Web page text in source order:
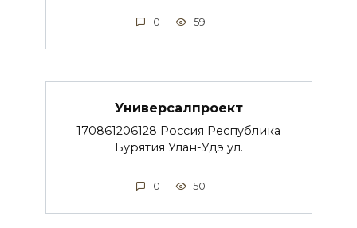
0 59
Универсалпроект
170861206128 Россия Республика
Бурятия Улан-Удэ ул.
0 50